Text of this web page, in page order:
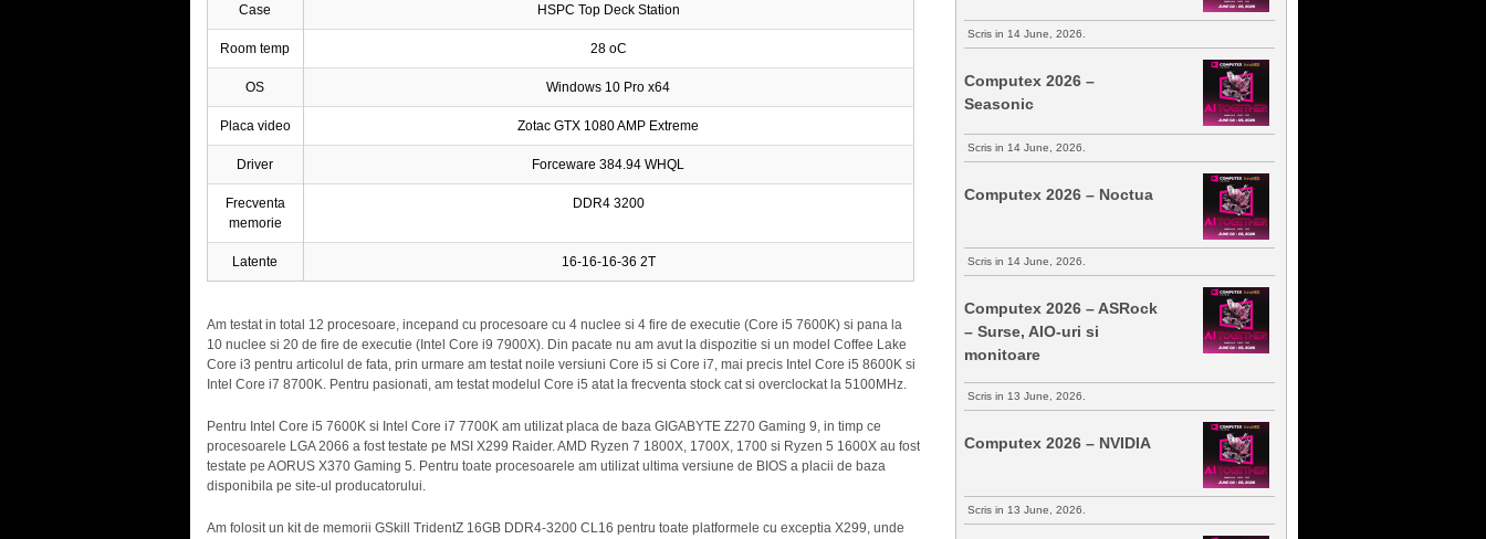
Case HSPC Top Deck Station
Room temp 28 oC
OS Windows 10 Pro x64
Placa video Zotac GTX 1080 AMP Extreme
Driver Forceware 384.94 WHQL
Frecventa
memorie
DDR4 3200
Latente 16-16-16-36 2T
Am testat in total 12 procesoare, incepand cu procesoare cu 4 nuclee si 4 fire de executie (Core i5 7600K) si pana la
10 nuclee si 20 de fire de executie (Intel Core i9 7900X). Din pacate nu am avut la dispozitie si un model Coffee Lake
Core i3 pentru articolul de fata, prin urmare am testat noile versiuni Core i5 si Core i7, mai precis Intel Core i5 8600K si
Intel Core i7 8700K. Pentru pasionati, am testat modelul Core i5 atat la frecventa stock cat si overclockat la 5100MHz.
Pentru Intel Core i5 7600K si Intel Core i7 7700K am utilizat placa de baza GIGABYTE Z270 Gaming 9, in timp ce
procesoarele LGA 2066 a fost testate pe MSI X299 Raider. AMD Ryzen 7 1800X, 1700X, 1700 si Ryzen 5 1600X au fost
testate pe AORUS X370 Gaming 5. Pentru toate procesoarele am utilizat ultima versiune de BIOS a placii de baza
disponibila pe site-ul producatorului.
Am folosit un kit de memorii GSkill TridentZ 16GB DDR4-3200 CL16 pentru toate platformele cu exceptia X299, unde
Scris in 14 June, 2026.
Computex 2026 –
Seasonic
Scris in 14 June, 2026.
Computex 2026 – Noctua
Scris in 14 June, 2026.
Computex 2026 – ASRock
– Surse, AIO-uri si
monitoare
Scris in 13 June, 2026.
Computex 2026 – NVIDIA
Scris in 13 June, 2026.